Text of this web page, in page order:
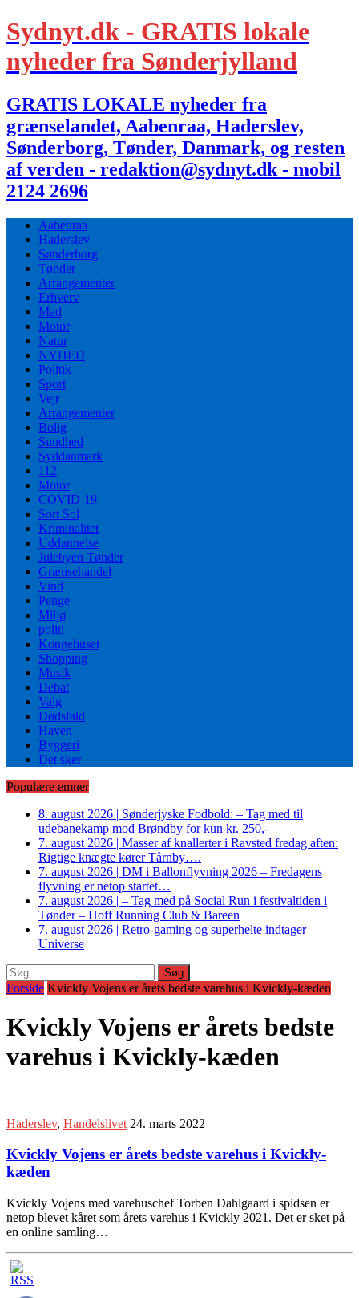
Sydnyt.dk - GRATIS lokale
nyheder fra Sønderjylland
GRATIS LOKALE nyheder fra
grænselandet, Aabenraa, Haderslev,
Sønderborg, Tønder, Danmark, og resten
af verden - redaktion@sydnyt.dk - mobil
2124 2696
Aabenraa
Haderslev
Sønderborg
Tønder
Arrangementer
Erhverv
Mad
Motor
Natur
NYHED
Politik
Sport
Vejr
Arrangementer
Bolig
Sundhed
Syddanmark
112
Motor
COVID-19
Sort Sol
Kriminalitet
Uddannelse
Julebyen Tønder
Grænsehandel
Vind
Penge
Miljø
politi
Kongehuset
Shopping
Musik
Debat
Valg
Dødsfald
Haven
Byggeri
Det sker
Populære emner
8. august 2026 | Sønderjyske Fodbold: – Tag med til
udebanekamp mod Brøndby for kun kr. 250,-
7. august 2026 | Masser af knallerter i Ravsted fredag aften:
Rigtige knægte kører Tårnby….
7. august 2026 | DM i Ballonflyvning 2026 – Fredagens
flyvning er netop startet…
7. august 2026 | – Tag med på Social Run i festivaltiden i
Tønder – Hoff Running Club & Bareen
7. august 2026 | Retro-gaming og superhelte indtager
Universe
Søg
efter:
Forside Kvickly Vojens er årets bedste varehus i Kvickly-kæden
Kvickly Vojens er årets bedste
varehus i Kvickly-kæden
Haderslev, Handelslivet 24. marts 2022
Kvickly Vojens er årets bedste varehus i Kvickly-
kæden
Kvickly Vojens med varehuschef Torben Dahlgaard i spidsen er
netop blevet kåret som årets varehus i Kvickly 2021. Det er sket på
en online samling…